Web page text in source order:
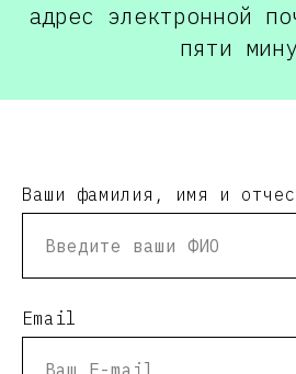
адрес электронной
пяти
Ваши фамилия, имя и
Email